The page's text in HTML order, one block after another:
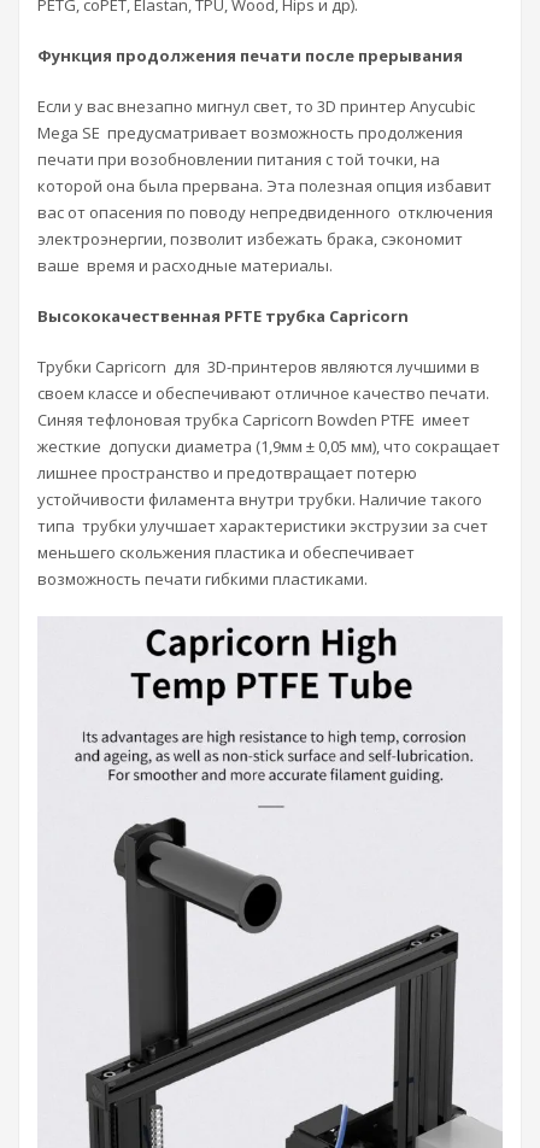
PETG, coPET, Elastan, TPU, Wood, Hips и др).
Функция продолжения печати после прерывания
Если у вас внезапно мигнул свет, то 3D принтер Anycubic
Mega SE предусматривает возможность продолжения
печати при возобновлении питания с той точки, на
которой она была прервана. Эта полезная опция избавит
вас от опасения по поводу непредвиденного отключения
электроэнергии, позволит избежать брака, сэкономит
ваше время и расходные материалы.
Высококачественная PFTE трубка Capricorn
Трубки Capricorn для 3D-принтеров являются лучшими в
своем классе и обеспечивают отличное качество печати.
Синяя тефлоновая трубка Capricorn Bowden PTFE имеет
жесткие допуски диаметра (1,9мм ± 0,05 мм), что сокращает
лишнее пространство и предотвращает потерю
устойчивости филамента внутри трубки. Наличие такого
типа трубки улучшает характеристики экструзии за счет
меньшего скольжения пластика и обеспечивает
возможность печати гибкими пластиками.